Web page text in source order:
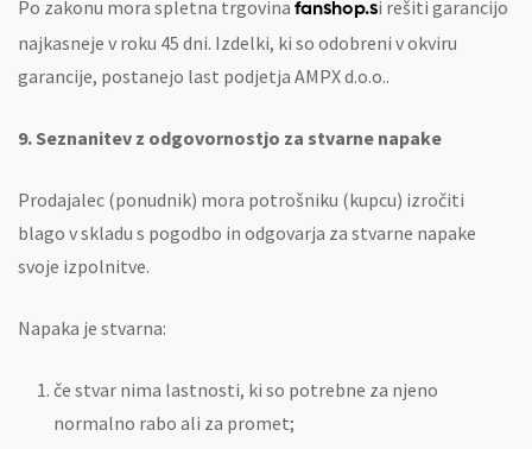
Po zakonu mora spletna trgovina fanshop.si rešiti garancijo
najkasneje v roku 45 dni. Izdelki, ki so odobreni v okviru
garancije, postanejo last podjetja AMPX d.o.o..
9. Seznanitev z odgovornostjo za stvarne napake
Prodajalec (ponudnik) mora potrošniku (kupcu) izročiti
blago v skladu s pogodbo in odgovarja za stvarne napake
svoje izpolnitve.
Napaka je stvarna:
če stvar nima lastnosti, ki so potrebne za njeno
normalno rabo ali za promet;